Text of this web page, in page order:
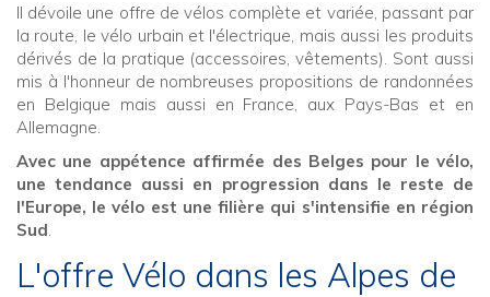
Il dévoile une offre de vélos complète et variée, passant par
la route, le vélo urbain et l'électrique, mais aussi les produits
dérivés de la pratique (accessoires, vêtements). Sont aussi
mis à l'honneur de nombreuses propositions de randonnées
en Belgique mais aussi en France, aux Pays-Bas et en
Allemagne.
Avec une appétence affirmée des Belges pour le vélo,
une tendance aussi en progression dans le reste de
l'Europe, le vélo est une filière qui s'intensifie en région
Sud
L'offre Vélo dans les Alpes de